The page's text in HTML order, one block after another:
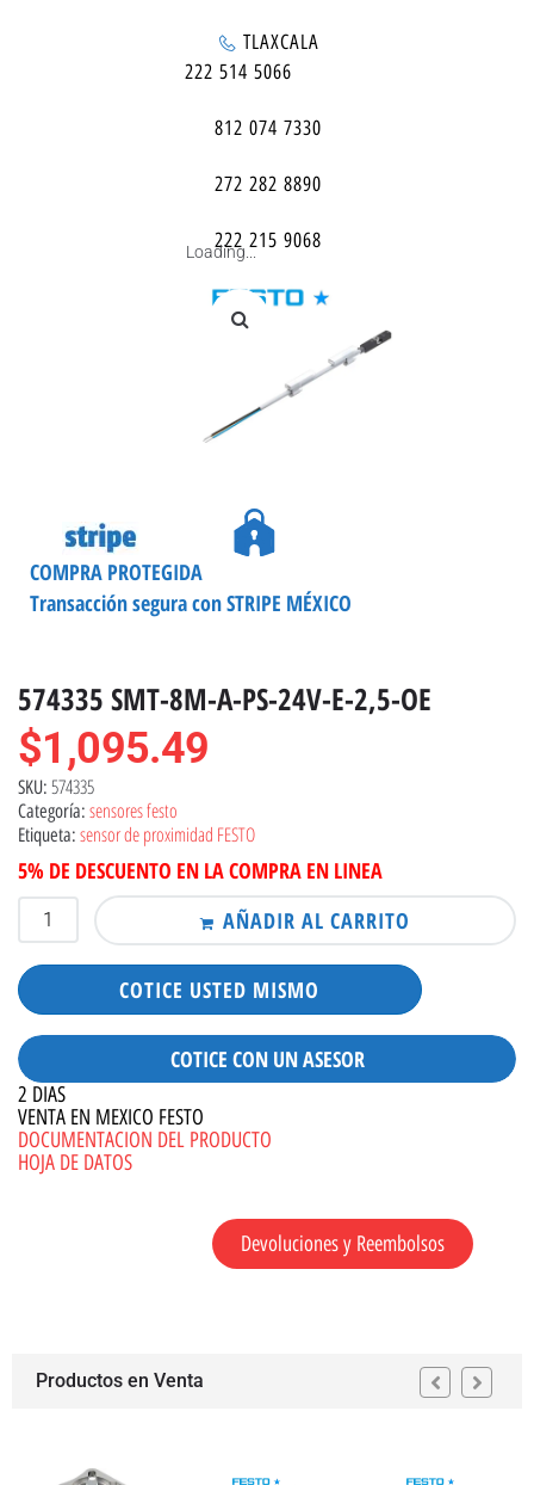
TLAXCALA
222 514 5066
812 074 7330
272 282 8890
222 215 9068
Loading...
Transacción segura con STRIPE MÉXICO
COMPRA PROTEGIDA
574335 SMT-8M-A-PS-24V-E-2,5-OE
$1,095.49
SKU: 574335
Categoría: sensores festo
Etiqueta: sensor de proximidad FESTO
5% DE DESCUENTO EN LA COMPRA EN LINEA
AÑADIR AL CARRITO
COTICE USTED MISMO
COTICE CON UN ASESOR
2 DIAS
VENTA EN MEXICO FESTO
DOCUMENTACION DEL PRODUCTO
HOJA DE DATOS
Devoluciones y Reembolsos
Productos en Venta